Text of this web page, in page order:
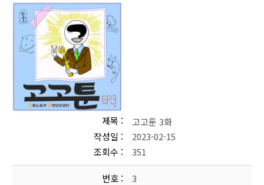
제목
고고툰 3화
작성일
2023-02-15
조회수
351
번호 3